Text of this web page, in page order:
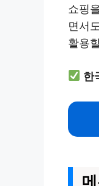
쇼핑
면서
활용
한